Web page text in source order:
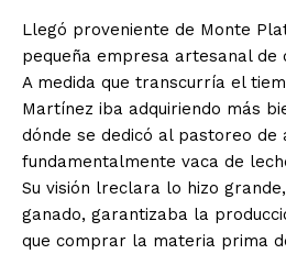
Llegó proveniente de Monte
pequeña empresa artesanal de
A medida que transcurría el
Martínez iba adquiriendo más
dónde se dedicó al pastoreo de
fundamentalmente vaca de
Su visión lreclara lo hizo
ganado, garantizaba la
que comprar la materia prima